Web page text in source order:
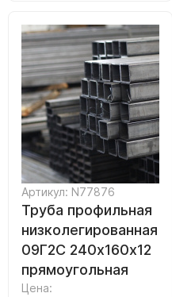
Артикул: N77876
Труба профильная
низколегированная
09Г2С 240х160х12
прямоугольная
Цена: